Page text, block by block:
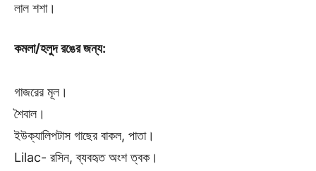
লাল শশা।
কমলা/হলুদ রঙের জন্য:
গাজরের মূল।
শৈবাল।
ইউক্যালিপটাস গাছের বাকল, পাতা।
Lilac- রসিন, ব্যবহৃত অংশ ত্বক।